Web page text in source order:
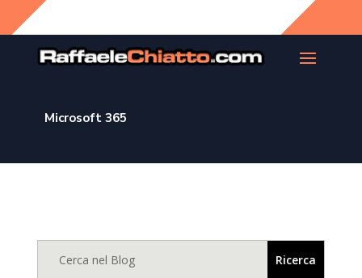
Microsoft 365